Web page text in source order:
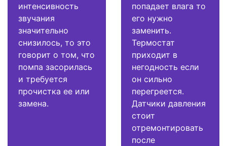
интенсивность
звучания
значительно
снизилось, то это
говорит о том, что
помпа засорилась
и требуется
прочистка ее или
замена.
попадает влага то
его нужно
заменить.
Термостат
приходит в
негодность если
он сильно
перегреется.
Датчики давления
стоит
отремонтировать
после